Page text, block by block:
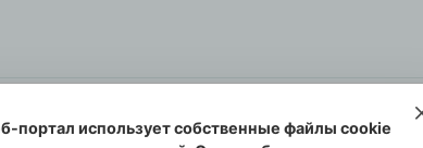
плюс, 2021-2026
портал использует собственные файлы cookie